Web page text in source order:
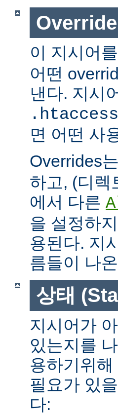
이 지시어를
어떤
낸다. 지시
.htaccess
면 어떤 사
Overrides는
하고, (디렉
에서 다른
을 설정하
용된다. 지
름들이 나
상태
지시어가
있는지를
용하기위
필요가 있
다: